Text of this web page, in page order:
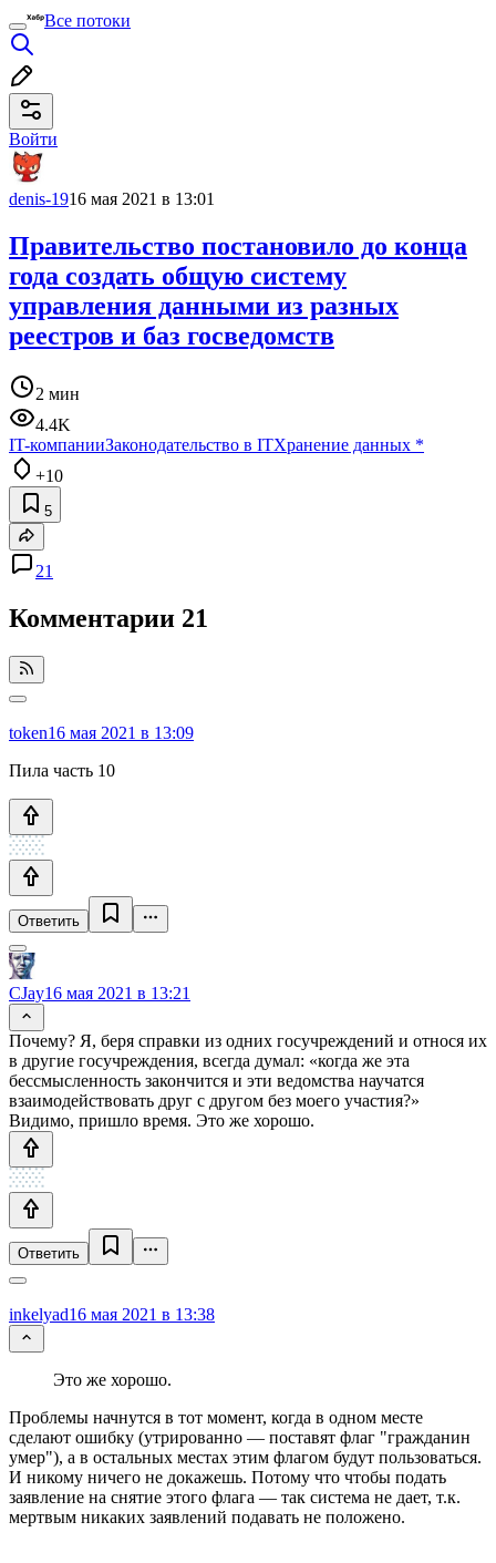
Все потоки
Войти
denis-1916 мая 2021 в 13:01
Правительство постановило до конца
года создать общую систему
управления данными из разных
реестров и баз госведомств
2 мин
4.4K
IT-компанииЗаконодательство в ITХранение данных *
+10
5
21
Комментарии 21
token16 мая 2021 в 13:09
Пила часть 10
Ответить
CJay16 мая 2021 в 13:21
Почему? Я, беря справки из одних госучреждений и относя их
в другие госучреждения, всегда думал: «когда же эта
бессмысленность закончится и эти ведомства научатся
взаимодействовать друг с другом без моего участия?»
Видимо, пришло время. Это же хорошо.
Ответить
inkelyad16 мая 2021 в 13:38
Это же хорошо.
Проблемы начнутся в тот момент, когда в одном месте
сделают ошибку (утрированно — поставят флаг "гражданин
умер"), а в остальных местах этим флагом будут пользоваться.
И никому ничего не докажешь. Потому что чтобы подать
заявление на снятие этого флага — так система не дает, т.к.
мертвым никаких заявлений подавать не положено.